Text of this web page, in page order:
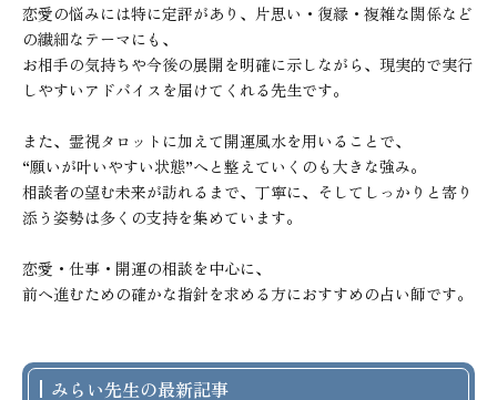
恋愛の悩みには特に定評があり、片思い・復縁・複雑な関係など
の繊細なテーマにも、
お相手の気持ちや今後の展開を明確に示しながら、現実的で実行
しやすいアドバイスを届けてくれる先生です。
また、霊視タロットに加えて開運風水を用いることで、
“願いが叶いやすい状態”へと整えていくのも大きな強み。
相談者の望む未来が訪れるまで、丁寧に、そしてしっかりと寄り
添う姿勢は多くの支持を集めています。
恋愛・仕事・開運の相談を中心に、
前へ進むための確かな指針を求める方におすすめの占い師です。
みらい先生の最新記事